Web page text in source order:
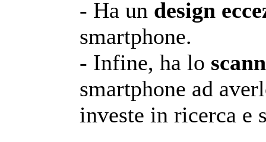
- Ha un design
smartphone.
- Infine, ha lo
smartphone ad
investe in ricerca e